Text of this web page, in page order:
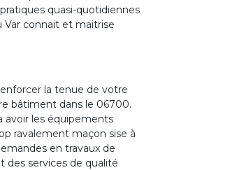
quasi-quotidiennes
Var connait et maitrise
la tenue de votre
bâtiment dans le 06700.
avoir les équipements
ravalement maçon sise à
en travaux de
des services de qualité